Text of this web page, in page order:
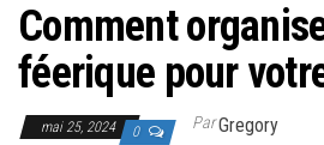
Comment
féerique pour
mai 25, 2024 0 ParGregory